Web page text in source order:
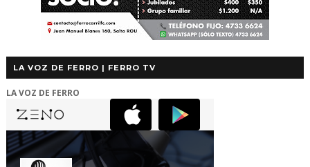
LA VOZ DE FERRO | FERRO TV
LA VOZ DE FERRO